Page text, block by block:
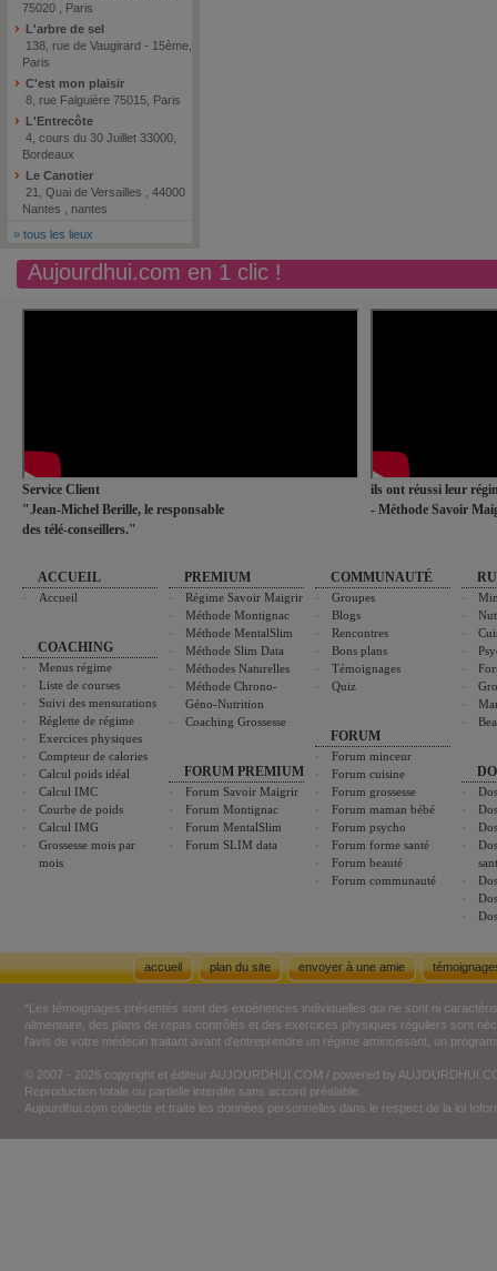
75020 , Paris
L'arbre de sel
138, rue de Vaugirard - 15ème,
Paris
C'est mon plaisir
8, rue Falguière 75015, Paris
L'Entrecôte
4, cours du 30 Juillet 33000,
Bordeaux
Le Canotier
21, Quai de Versailles , 44000
Nantes , nantes
» tous les lieux
Aujourdhui.com en 1 clic !
Service Client
"Jean-Michel Berille, le responsable
des télé-conseillers."
ils ont réussi leur
- Méthode Savoir
ACCUEIL
Accueil
COACHING
Menus régime
Liste de courses
Suivi des mensurations
Réglette de régime
Exercices physiques
Compteur de calories
Calcul poids idéal
Calcul IMC
Courbe de poids
Calcul IMG
Grossesse mois par
mois
PREMIUM
Régime Savoir Maigrir
Méthode Montignac
Méthode MentalSlim
Méthode Slim Data
Méthodes Naturelles
Méthode Chrono-
Géno-Nutrition
Coaching Grossesse
FORUM PREMIUM
Forum Savoir Maigrir
Forum Montignac
Forum MentalSlim
Forum SLIM data
COMMUNAUTÉ
Groupes
Blogs
Rencontres
Bons plans
Témoignages
Quiz
FORUM
Forum minceur
Forum cuisine
Forum grossesse
Forum maman bébé
Forum psycho
Forum forme santé
Forum beauté
Forum communauté
accueil plan du site envoyer à une amie
*Les témoignages présentés sont des expériences individuelles qui ne sont ni
alimentaire, des plans de repas contrôlés et des exercices physiques réguliers sont
l'avis de votre médecin traitant avant d'entreprendre un régime amincissant, un
© 2007 - 2026 copyright et éditeur AUJOURDHUI.COM / powered by
Reproduction totale ou partielle interdite sans accord préalable.
Aujourdhui.com collecte et traite les données personnelles dans le respect de la loi